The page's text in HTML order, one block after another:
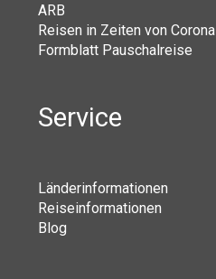
ARB
Reisen in Zeiten von Corona
Formblatt Pauschalreise
Service
Länderinformationen
Reiseinformationen
Blog